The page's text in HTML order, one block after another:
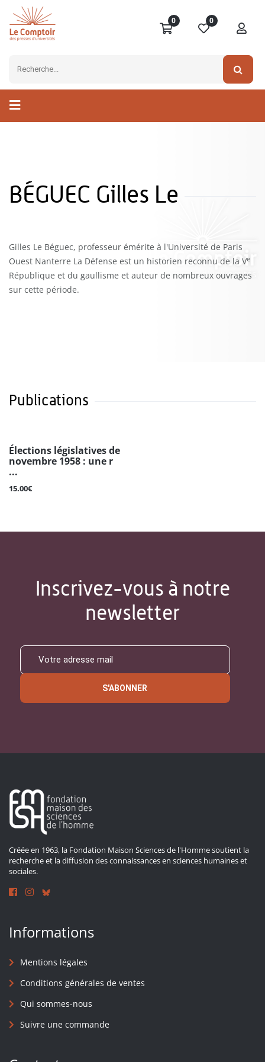
0 0
BÉGUEC Gilles Le
Gilles Le Béguec, professeur émérite à l'Université de Paris
Ouest Nanterre La Défense est un historien reconnu de la Ve
République et du gaullisme et auteur de nombreux ouvrages
sur cette période.
Publications
Élections législatives de
novembre 1958 : une r
...
15.00€
Inscrivez-vous à notre
newsletter
S'ABONNER
Créée en 1963, la Fondation Maison Sciences de l'Homme soutient la
recherche et la diffusion des connaissances en sciences humaines et
sociales.
Informations
Mentions légales
Conditions générales de ventes
Qui sommes-nous
Suivre une commande